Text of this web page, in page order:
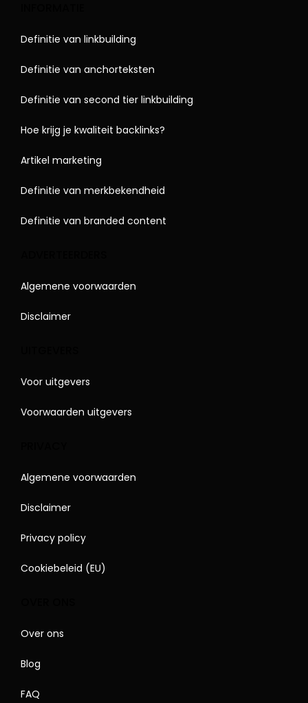
Definitie van linkbuilding
Definitie van anchorteksten
Definitie van second tier linkbuilding
Hoe krijg je kwaliteit backlinks?
Artikel marketing
Definitie van merkbekendheid
Definitie van branded content
Algemene voorwaarden
Disclaimer
Voor uitgevers
Voorwaarden uitgevers
Algemene voorwaarden
Disclaimer
Privacy policy
Cookiebeleid (EU)
Over ons
Blog
FAQ